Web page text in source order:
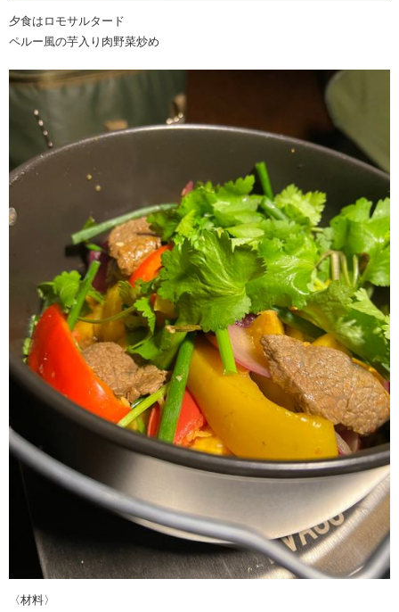
夕食はロモサルタード
ペルー風の芋入り肉野菜炒め
〈材料〉